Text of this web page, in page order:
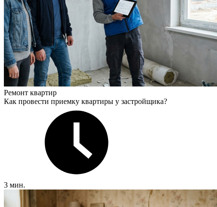
Ремонт квартир
Как провести приемку квартиры у застройщика?
3 мин.